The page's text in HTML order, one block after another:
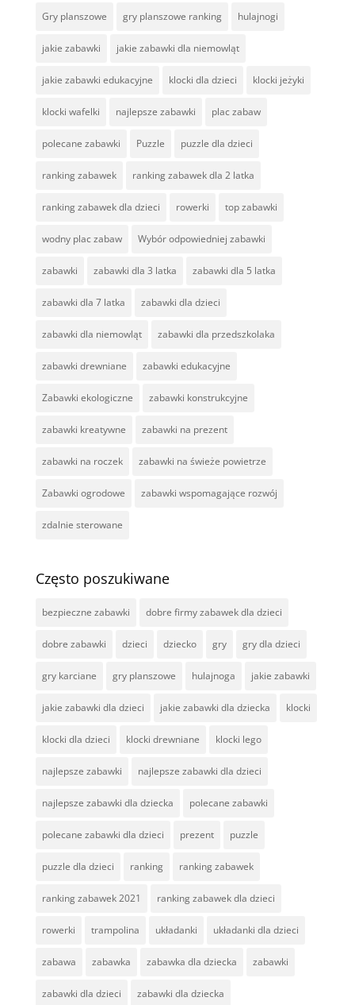
Gry planszowe gry planszowe ranking hulajnogi
jakie zabawki jakie zabawki dla niemowląt
jakie zabawki edukacyjne klocki dla dzieci klocki jeżyki
klocki wafelki najlepsze zabawki plac zabaw
polecane zabawki Puzzle puzzle dla dzieci
ranking zabawek ranking zabawek dla 2 latka
ranking zabawek dla dzieci rowerki top zabawki
wodny plac zabaw Wybór odpowiedniej zabawki
zabawki zabawki dla 3 latka zabawki dla 5 latka
zabawki dla 7 latka zabawki dla dzieci
zabawki dla niemowląt zabawki dla przedszkolaka
zabawki drewniane zabawki edukacyjne
Zabawki ekologiczne zabawki konstrukcyjne
zabawki kreatywne zabawki na prezent
zabawki na roczek zabawki na świeże powietrze
Zabawki ogrodowe zabawki wspomagające rozwój
zdalnie sterowane
Często poszukiwane
bezpieczne zabawki dobre firmy zabawek dla dzieci
dobre zabawki dzieci dziecko gry gry dla dzieci
gry karciane gry planszowe hulajnoga jakie zabawki
jakie zabawki dla dzieci jakie zabawki dla dziecka klocki
klocki dla dzieci klocki drewniane klocki lego
najlepsze zabawki najlepsze zabawki dla dzieci
najlepsze zabawki dla dziecka polecane zabawki
polecane zabawki dla dzieci prezent puzzle
puzzle dla dzieci ranking ranking zabawek
ranking zabawek 2021 ranking zabawek dla dzieci
rowerki trampolina układanki układanki dla dzieci
zabawa zabawka zabawka dla dziecka zabawki
zabawki dla dzieci zabawki dla dziecka